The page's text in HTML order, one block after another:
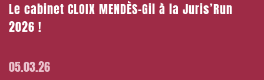
Le cabinet CLOIX MENDÈS-Gil à la Juris’Run
2026 !
05.03.26